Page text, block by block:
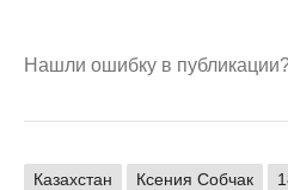
Нашли ошибку в
Казахстан Ксения Собчак